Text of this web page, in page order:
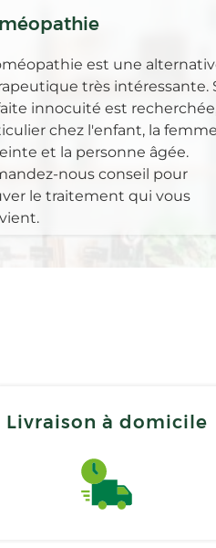
est une
très intéressante.
innocuité est
chez l'enfant, la femme
et la personne âgée.
nous conseil pour
le traitement qui vous
Livraison à domicile